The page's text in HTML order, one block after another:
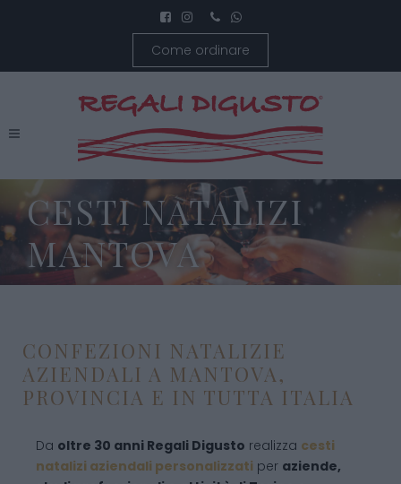
Come ordinare
CESTI NATALIZI
MANTOVA
CONFEZIONI NATALIZIE
AZIENDALI A MANTOVA,
PROVINCIA E IN TUTTA ITALIA
Da oltre 30 anni Regali Digusto realizza cesti
natalizi aziendali personalizzati per aziende,